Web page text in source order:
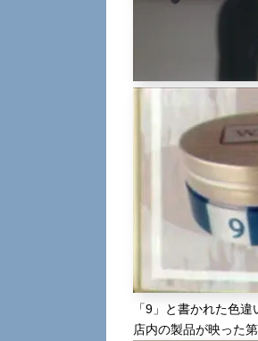
「9」と書かれた色
店内の製品が映った